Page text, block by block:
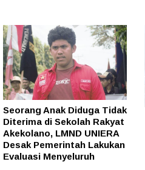
Seorang Anak Diduga Tidak
Diterima di Sekolah Rakyat
Akekolano, LMND UNIERA
Desak Pemerintah Lakukan
Evaluasi Menyeluruh